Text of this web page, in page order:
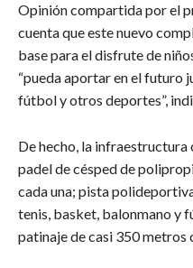
Opinión compartida por el
cuenta que este nuevo
base para el disfrute de
“pueda aportar en el futuro
fútbol y otros deportes”,
De hecho, la
padel de césped de
cada una; pista
tenis, basket, balonmano y
patinaje de casi 350 metros